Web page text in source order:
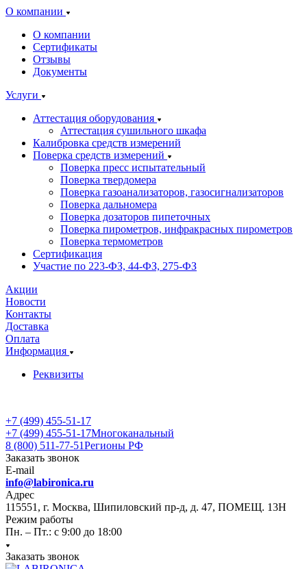
О компании
О компании
Сертификаты
Отзывы
Документы
Услуги
Аттестация оборудования
Аттестация сушильного шкафа
Калибровка средств измерений
Поверка средств измерений
Поверка пресс испытательный
Поверка твердомера
Поверка газоанализаторов, газосигнализаторов
Поверка дальномера
Поверка дозаторов пипеточных
Поверка пирометров, инфракрасных пирометров
Поверка термометров
Сертификация
Участие по 223-ФЗ, 44-ФЗ, 275-ФЗ
Акции
Новости
Контакты
Доставка
Оплата
Информация
Реквизиты
+7 (499) 455-51-17
+7 (499) 455-51-17Многоканальный
8 (800) 511-77-51Регионы РФ
Заказать звонок
E-mail
info@labironica.ru
Адрес
115551, г. Москва, Шипиловский пр-д, д. 47, ПОМЕЩ. 13Н
Режим работы
Пн. – Пт.: с 9:00 до 18:00
Заказать звонок